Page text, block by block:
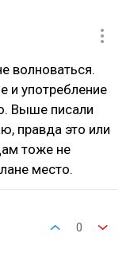
волноваться.
и употребление
Выше писали
правда это или
тоже не
место.
0